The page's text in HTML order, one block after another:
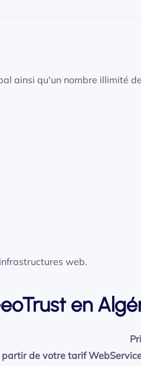
ainsi qu'un nombre illimité
web.
en
de votre tarif